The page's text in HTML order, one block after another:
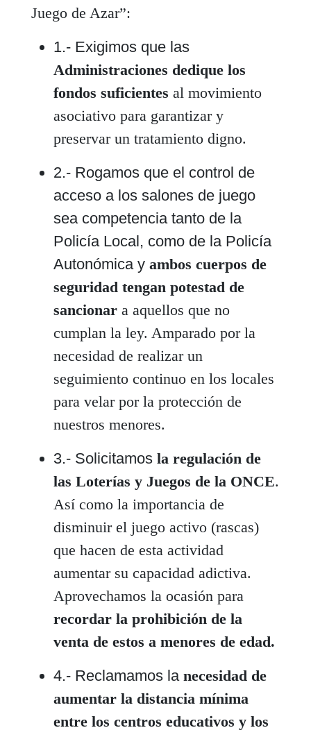
Juego de Azar”:
1.- Exigimos que las
Administraciones dedique los
fondos suficientes al movimiento
asociativo para garantizar y
preservar un tratamiento digno.
2.- Rogamos que el control de
acceso a los salones de juego
sea competencia tanto de la
Policía Local, como de la Policía
Autonómica y ambos cuerpos de
seguridad tengan potestad de
sancionara aquellos que no
cumplan la ley. Amparado por la
necesidad de realizar un
seguimiento continuo en los locales
para velar por la protección de
nuestros menores.
3.- Solicitamos la regulación de
las Loterías y Juegos de la ONCE.
Así como la importancia de
disminuir el juego activo (rascas)
que hacen de esta actividad
aumentar su capacidad adictiva.
Aprovechamos la ocasión para
recordar la prohibición de la
venta de estos a menores de edad.
4.- Reclamamos la necesidad de
aumentar la distancia mínima
entre los centros educativos y los